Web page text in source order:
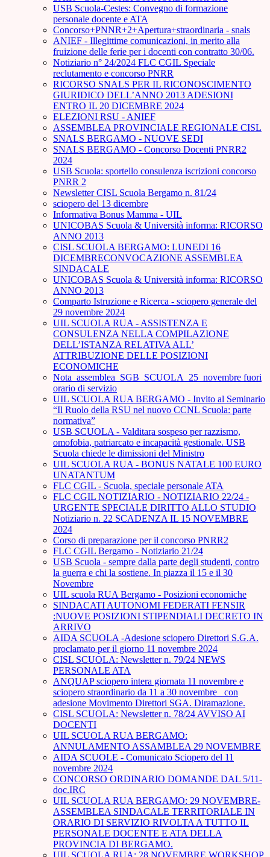
USB Scuola-Cestes: Convegno di formazione
personale docente e ATA
Concorso+PNNR+2+Apertura+straordinaria - snals
ANIEF - Illegittime comunicazioni, in merito alla
fruizione delle ferie per i docenti con contratto 30/06.
Notiziario n° 24/2024 FLC CGIL Speciale
reclutamento e concorso PNRR
RICORSO SNALS PER IL RICONOSCIMENTO
GIURIDICO DELL’ANNO 2013 ADESIONI
ENTRO IL 20 DICEMBRE 2024
ELEZIONI RSU - ANIEF
ASSEMBLEA PROVINCIALE REGIONALE CISL
SNALS BERGAMO - NUOVE SEDI
SNALS BERGAMO - Concorso Docenti PNRR2
2024
USB Scuola: sportello consulenza iscrizioni concorso
PNRR 2
Newsletter CISL Scuola Bergamo n. 81/24
sciopero del 13 dicembre
Informativa Bonus Mamma - UIL
UNICOBAS Scuola & Università informa: RICORSO
ANNO 2013
CISL SCUOLA BERGAMO: LUNEDI 16
DICEMBRECONVOCAZIONE ASSEMBLEA
SINDACALE
UNICOBAS Scuola & Università informa: RICORSO
ANNO 2013
Comparto Istruzione e Ricerca - sciopero generale del
29 novembre 2024
UIL SCUOLA RUA - ASSISTENZA E
CONSULENZA NELLA COMPILAZIONE
DELL’ISTANZA RELATIVA ALL’
ATTRIBUZIONE DELLE POSIZIONI
ECONOMICHE
Nota_assemblea_SGB_SCUOLA_25_novembre fuori
orario di servizio
UIL SCUOLA RUA BERGAMO - Invito al Seminario
“Il Ruolo della RSU nel nuovo CCNL Scuola: parte
normativa”
USB SCUOLA - Valditara sospeso per razzismo,
omofobia, patriarcato e incapacità gestionale. USB
Scuola chiede le dimissioni del Ministro
UIL SCUOLA RUA - BONUS NATALE 100 EURO
UNATANTUM
FLC CGIL - Scuola, speciale personale ATA
FLC CGIL NOTIZIARIO - NOTIZIARIO 22/24 -
URGENTE SPECIALE DIRITTO ALLO STUDIO
Notiziario n. 22 SCADENZA IL 15 NOVEMBRE
2024
Corso di preparazione per il concorso PNRR2
FLC CGIL Bergamo - Notiziario 21/24
USB Scuola - sempre dalla parte degli studenti, contro
la guerra e chi la sostiene. In piazza il 15 e il 30
Novembre
UIL scuola RUA Bergamo - Posizioni economiche
SINDACATI AUTONOMI FEDERATI FENSIR
:NUOVE POSIZIONI STIPENDIALI DECRETO IN
ARRIVO
AIDA SCUOLA -Adesione sciopero Direttori S.G.A.
proclamato per il giorno 11 novembre 2024
CISL SCUOLA: Newsletter n. 79/24 NEWS
PERSONALE ATA
ANQUAP sciopero intera giornata 11 novembre e
sciopero straordinario da 11 a 30 novembre_ con
adesione Movimento Direttori SGA. Diramazione.
CISL SCUOLA: Newsletter n. 78/24 AVVISO AI
DOCENTI
UIL SCUOLA RUA BERGAMO:
ANNULAMENTO ASSAMBLEA 29 NOVEMBRE
AIDA SCUOLE - Comunicato Sciopero del 11
novembre 2024
CONCORSO ORDINARIO DOMANDE DAL 5/11-
doc.IRC
UIL SCUOLA RUA BERGAMO: 29 NOVEMBRE-
ASSEMBLEA SINDACALE TERRITORIALE IN
ORARIO DI SERVIZIO RIVOLTA A TUTTO IL
PERSONALE DOCENTE E ATA DELLA
PROVINCIA DI BERGAMO.